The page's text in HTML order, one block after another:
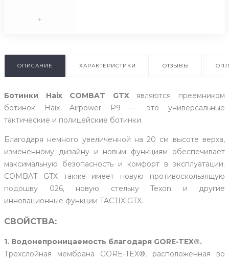
+
ОПИСАНИЕ ХАРАКТЕРИСТИКИ ОТЗЫВЫ
Ботинки Haix COMBAT GTX являются преемником
ботинок Haix Airpower P9 — это универсальные
тактические и полицейские ботинки.
Благодаря немного увеличенной на 20 см высоте верха,
измененному дизайну и новым функциям обеспечивает
максимальную безопасность и комфорт в эксплуатации.
COMBAT GTX также имеет новую противоскользящую
подошву 026, новую стельку Texon и другие
инновационные функции TACTIX GTX.
СВОЙСТВА:
1. Водонепроницаемость благодаря GORE-TEX®.
Трёхслойная мембрана GORE-TEX®, расположенная во